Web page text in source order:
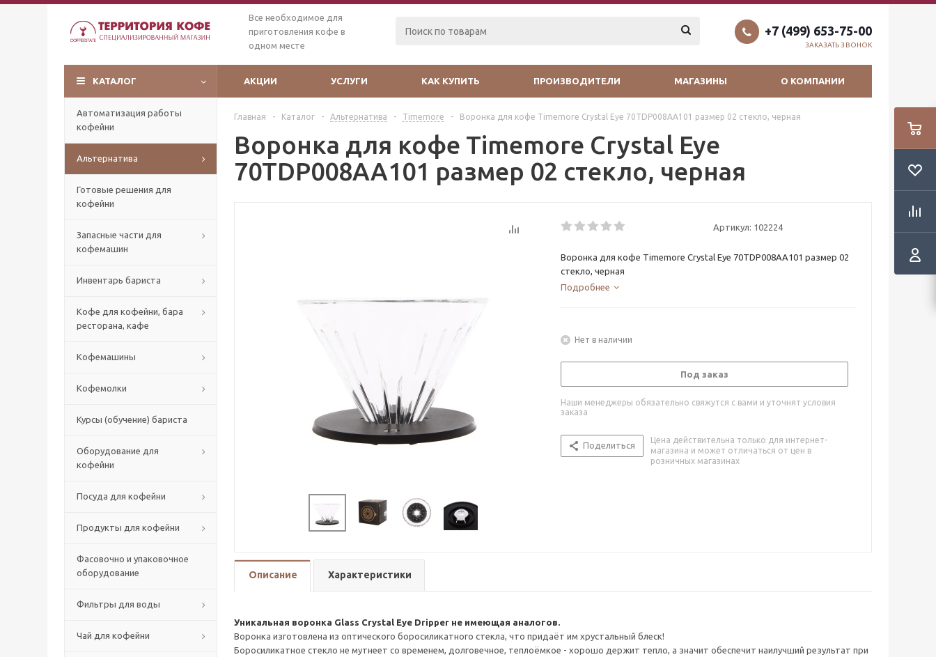
Все необходимое для
приготовления кофе в
одном месте
+7 (499) 653-75-00
ЗАКАЗАТЬ ЗВОНОК
КАТАЛОГ АКЦИИ УСЛУГИ КАК КУПИТЬ ПРОИЗВОДИТЕЛИ МАГАЗИНЫ О КОМПАНИИ
Автоматизация работы
кофейни
Альтернатива
Готовые решения для
кофейни
Запасные части для
кофемашин
Инвентарь бариста
Кофе для кофейни, бара
ресторана, кафе
Кофемашины
Кофемолки
Курсы (обучение) бариста
Оборудование для
кофейни
Посуда для кофейни
Продукты для кофейни
Фасовочно и упаковочное
оборудование
Фильтры для воды
Чай для кофейни
Главная - Каталог - Альтернатива - Timemore - Воронка для кофе Timemore Crystal Eye 70TDP008AA101 размер 02 стекло, черная
Воронка для кофе Timemore Crystal Eye
70TDP008AA101 размер 02 стекло, черная
Артикул: 102224
Воронка для кофе Timemore Crystal Eye 70TDP008AA101 размер 02
стекло, черная
Подробнее
Нет в наличии
Под заказ
Наши менеджеры обязательно свяжутся с вами и уточнят условия
заказа
Поделиться
Цена действительна только для интернет-
магазина и может отличаться от цен в
розничных магазинах
Описание Характеристики
Уникальная воронка Glass Crystal Eye Dripper не имеющая аналогов.
Воронка изготовлена из оптического боросиликатного стекла, что придаёт им хрустальный блеск!
Боросиликатное стекло не мутнеет со временем, долговечное, теплоёмкое - хорошо держит тепло, а значит обеспечит наилучший результат при